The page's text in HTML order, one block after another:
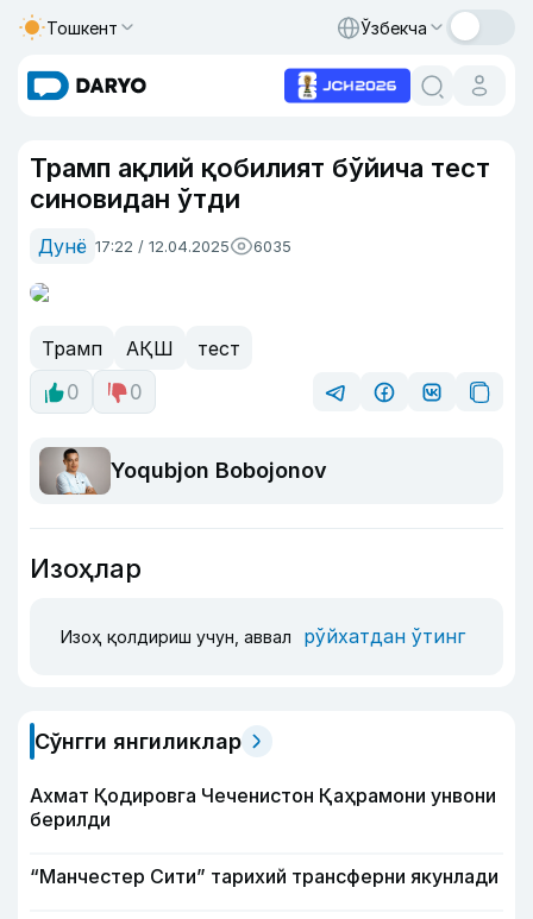
Тошкент Ўзбекча
Трамп ақлий қобилият бўйича тест
синовидан ўтди
Дунё 17:22 / 12.04.2025 6035
Трамп АҚШ
тест
0
0
Yoqubjon Bobojonov
Изоҳлар
Изоҳ қолдириш учун, аввал рўйхатдан ўтинг
Сўнгги янгиликлар
Ахмат Қодировга Чеченистон Қаҳрамони унвони
берилди
“Манчестер Сити” тарихий трансферни якунлади